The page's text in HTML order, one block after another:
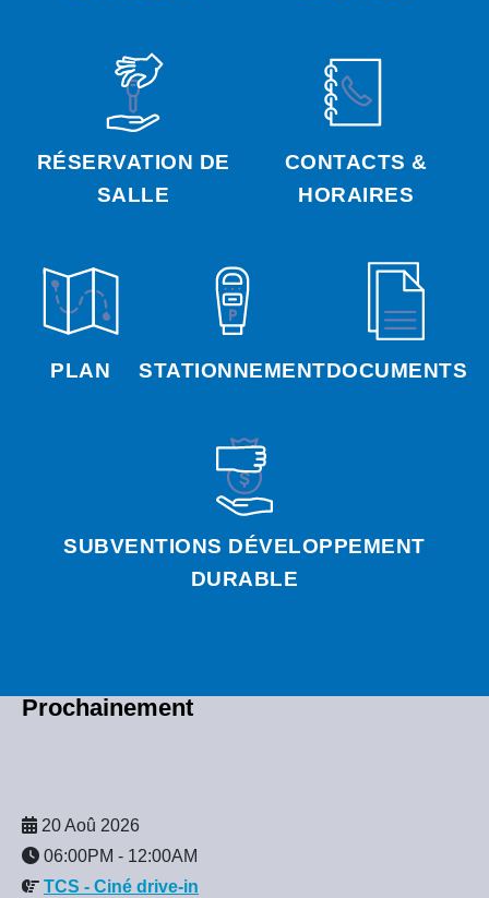
RÉSERVATION DE
SALLE
CONTACTS &
HORAIRES
PLAN STATIONNEMENTDOCUMENTS
SUBVENTIONS DÉVELOPPEMENT
DURABLE
Prochainement
20 Aoû 2026
06:00PM - 12:00AM
TCS - Ciné drive-in